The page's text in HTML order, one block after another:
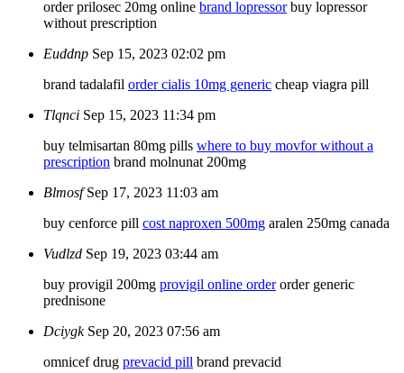
order prilosec 20mg online brand lopressorbuy lopressor
without prescription
Euddnp Sep 15, 2023 02:02 pm
brand tadalafil order cialis 10mg generic cheap viagra pill
Tlqnci Sep 15, 2023 11:34 pm
buy telmisartan 80mg pills where to buy movfor without a
prescription brand molnunat 200mg
Blmosf Sep 17, 2023 11:03 am
buy cenforce pill cost naproxen 500mg aralen 250mg canada
Vudlzd Sep 19, 2023 03:44 am
buy provigil 200mg provigil online orderorder generic
prednisone
Dciygk Sep 20, 2023 07:56 am
omnicef drug prevacid pill brand prevacid